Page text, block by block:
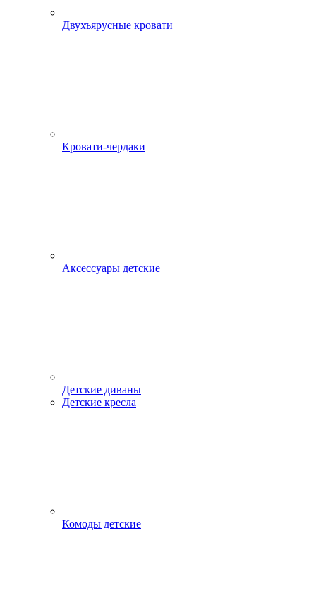
Двухъярусные кровати
Кровати-чердаки
Аксессуары детские
Детские диваны
Детские кресла
Комоды детские